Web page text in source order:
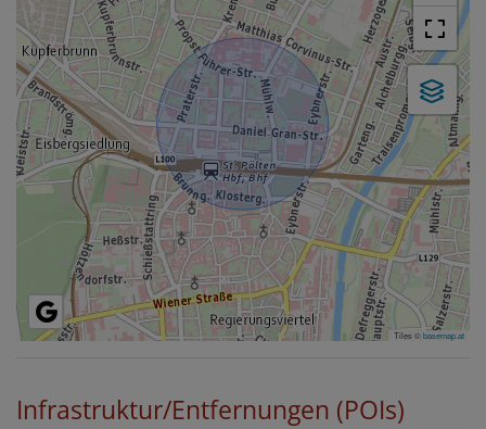
Tiles ©basemap.at
Infrastruktur/Entfernungen (POIs)